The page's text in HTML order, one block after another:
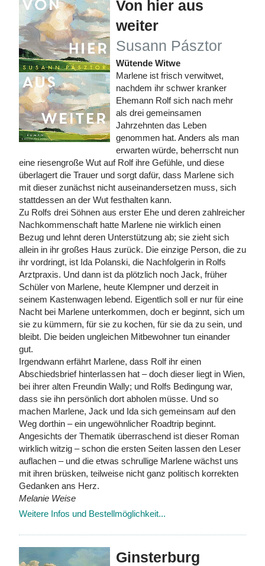
Von hier aus
weiter
Susann Pásztor
Wütende Witwe
Marlene ist frisch verwitwet,
nachdem ihr schwer kranker
Ehemann Rolf sich nach mehr
als drei gemeinsamen
Jahrzehnten das Leben
genommen hat. Anders als man
erwarten würde, beherrscht nun
eine riesengroße Wut auf Rolf ihre Gefühle, und diese
überlagert die Trauer und sorgt dafür, dass Marlene sich
mit dieser zunächst nicht auseinandersetzen muss, sich
stattdessen an der Wut festhalten kann.
Zu Rolfs drei Söhnen aus erster Ehe und deren zahlreicher
Nachkommenschaft hatte Marlene nie wirklich einen
Bezug und lehnt deren Unterstützung ab; sie zieht sich
allein in ihr großes Haus zurück. Die einzige Person, die zu
ihr vordringt, ist Ida Polanski, die Nachfolgerin in Rolfs
Arztpraxis. Und dann ist da plötzlich noch Jack, früher
Schüler von Marlene, heute Klempner und derzeit in
seinem Kastenwagen lebend. Eigentlich soll er nur für eine
Nacht bei Marlene unterkommen, doch er beginnt, sich um
sie zu kümmern, für sie zu kochen, für sie da zu sein, und
bleibt. Die beiden ungleichen Mitbewohner tun einander
gut.
Irgendwann erfährt Marlene, dass Rolf ihr einen
Abschiedsbrief hinterlassen hat – doch dieser liegt in Wien,
bei ihrer alten Freundin Wally; und Rolfs Bedingung war,
dass sie ihn persönlich dort abholen müsse. Und so
machen Marlene, Jack und Ida sich gemeinsam auf den
Weg dorthin – ein ungewöhnlicher Roadtrip beginnt.
Angesichts der Thematik überraschend ist dieser Roman
wirklich witzig – schon die ersten Seiten lassen den Leser
auflachen – und die etwas schrullige Marlene wächst uns
mit ihren brüsken, teilweise nicht ganz politisch korrekten
Gedanken ans Herz.
Melanie Weise
Weitere Infos und Bestellmöglichkeit...
Ginsterburg